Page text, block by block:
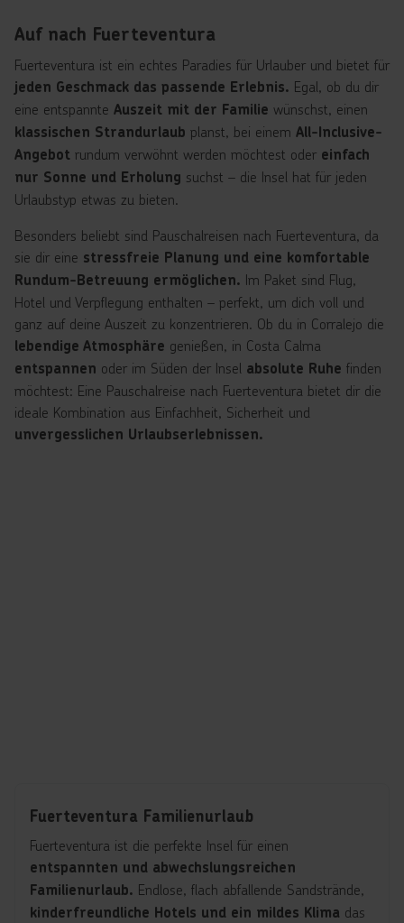
Auf nach Fuerteventura
Fuerteventura ist ein echtes Paradies für Urlauber und bietet für
jeden Geschmack das passende Erlebnis. Egal, ob du dir
eine entspannte Auszeit mit der Familie wünschst, einen
klassischen Strandurlaub planst, bei einem All-Inclusive-
Angebot rundum verwöhnt werden möchtest oder einfach
nur Sonne und Erholung suchst – die Insel hat für jeden
Urlaubstyp etwas zu bieten.
Besonders beliebt sind Pauschalreisen nach Fuerteventura, da
sie dir eine stressfreie Planung und eine komfortable
Rundum-Betreuung ermöglichen. Im Paket sind Flug,
Hotel und Verpflegung enthalten – perfekt, um dich voll und
ganz auf deine Auszeit zu konzentrieren. Ob du in Corralejo die
lebendige Atmosphäre genießen, in Costa Calma
entspannen oder im Süden der Insel absolute Ruhe finden
möchtest: Eine Pauschalreise nach Fuerteventura bietet dir die
ideale Kombination aus Einfachheit, Sicherheit und
unvergesslichen Urlaubserlebnissen.
Fuerteventura Familienurlaub
Fuerteventura ist die perfekte Insel für einen
entspannten und abwechslungsreichen
Familienurlaub. Endlose, flach abfallende Sandstrände,
kinderfreundliche Hotels und ein mildes Klima das